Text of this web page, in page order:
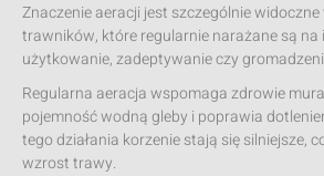
Znaczenie aeracji jest szczególnie
trawników, które regularnie narażane są
użytkowanie, zadeptywanie czy
Regularna aeracja wspomaga zdrowie
pojemność wodną gleby i poprawia
tego działania korzenie stają się silniejsze,
wzrost trawy.